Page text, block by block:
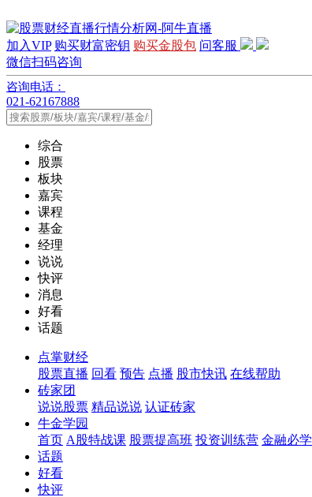
加入VIP 购买财富密钥 购买金股包 问客服
微信扫码咨询
咨询电话：
021-62167888
综合
股票
板块
嘉宾
课程
基金
经理
说说
快评
消息
好看
话题
点掌财经
股票直播 回看 预告 点播 股市快讯 在线帮助
砖家团
说说股票 精品说说 认证砖家
牛金学园
首页 A股特战课 股票提高班 投资训练营 金融必学
话题
好看
快评